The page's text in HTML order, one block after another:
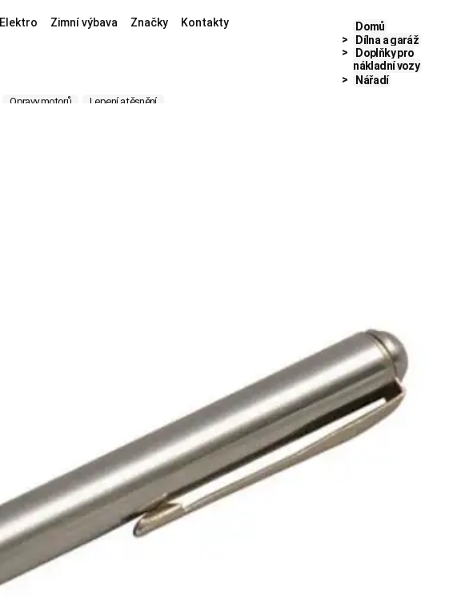
Elektro Zimní výbava Značky Kontakty
Domů
Dílna a garáž
Doplňky pro
nákladní vozy
Nářadí
Opravy motorů Lepení a těsnění